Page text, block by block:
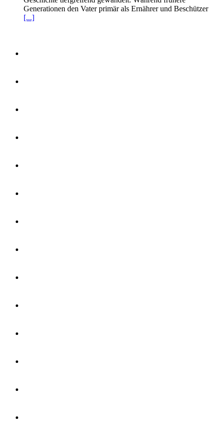
Generationen den Vater primär als Ernährer und Beschützer
[...]